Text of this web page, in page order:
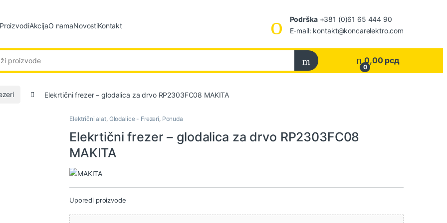
ProizvodiAkcijaO namaNovostiKontakt
Podrška+381 (0)61 65 444 90
E-mail: kontakt@koncarelektro.com
0
0,00 рсд
Elekrtični frezer – glodalica za drvo RP2303FC08 MAKITA
Električni alat, Glodalice - Frezeri, Ponuda
Elekrtični frezer – glodalica za drvo RP2303FC08
MAKITA
Uporedi proizvode